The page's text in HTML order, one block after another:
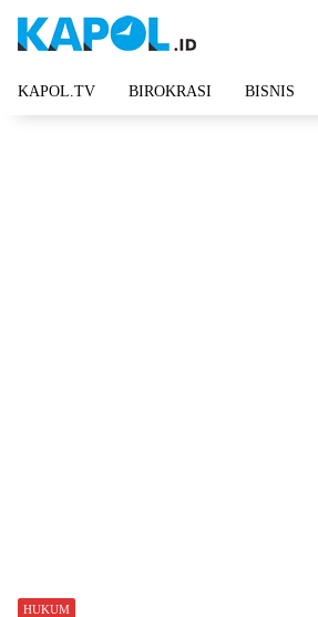
KAPOL.TV BIROKRASI BISNIS
HUKUM